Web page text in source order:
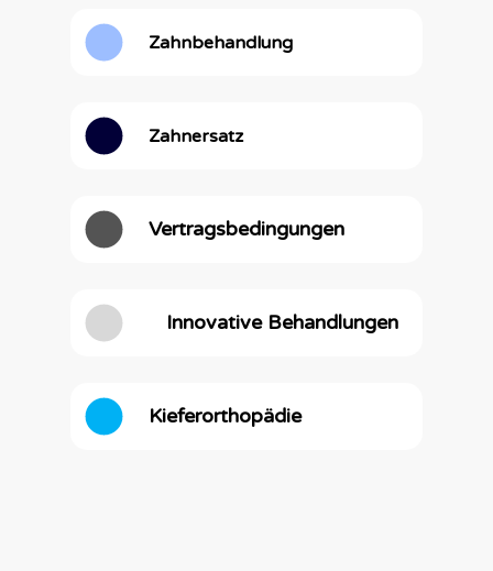
Zahnbehandlung
Zahnersatz
Vertragsbedingungen
Innovative Behandlungen
Kieferorthopädie